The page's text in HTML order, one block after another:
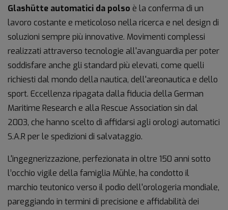
Glashütte automatici da polso è la conferma di un
lavoro costante e meticoloso nella ricerca e nel design di
soluzioni sempre più innovative. Movimenti complessi
realizzati attraverso tecnologie all'avanguardia per poter
soddisfare anche gli standard più elevati, come quelli
richiesti dal mondo della nautica, dell'areonautica e dello
sport. Eccellenza ripagata dalla fiducia della German
Maritime Research e alla Rescue Association sin dal
2003, che hanno scelto di affidarsi agli orologi automatici
S.A.R per le spedizioni di salvataggio.
L'ingegnerizzazione, perfezionata in oltre 150 anni sotto
l’occhio vigile della famiglia Mühle, ha condotto il
marchio teutonico verso il podio dell'orologeria mondiale,
pareggiando in termini di precisione e affidabilità dei